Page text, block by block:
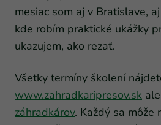
mesiac som aj v Bratislave,
kde robím praktické ukážky
ukazujem, ako rezať.
Všetky termíny školení
www.zahradkaripresov.sk
záhradkárov. Každý sa môže